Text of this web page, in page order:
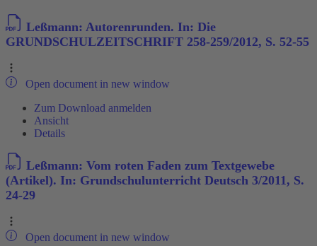
Leßmann: Autorenrunden. In: Die
GRUNDSCHULZEITSCHRIFT 258-259/2012, S. 52-55
Open document in new window
Zum Download anmelden
Ansicht
Details
Leßmann: Vom roten Faden zum Textgewebe
(Artikel). In: Grundschulunterricht Deutsch 3/2011, S.
24-29
Open document in new window